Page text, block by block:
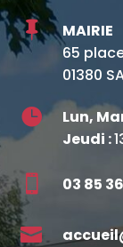

MAIRIE
65
01380
 Lun,
Jeudi :
 03 85
